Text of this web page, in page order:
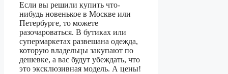
Если вы решили купить что-
нибудь новенькое в Москве или
Петербурге, то можете
разочароваться. В бутиках или
супермаркетах развешана одежда,
которую владельцы закупают по
дешевке, а вас будут убеждать, что
это эксклюзивная модель. А цены!